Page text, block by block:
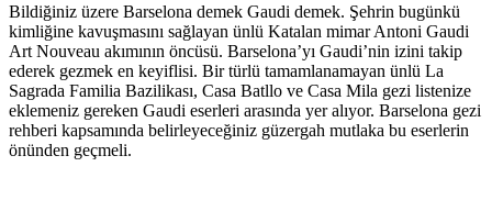
Bildiğiniz üzere Barselona demek Gaudi demek. Şehrin bugünkü
kimliğine kavuşmasını sağlayan ünlü Katalan mimar Antoni Gaudi
Art Nouveau akımının öncüsü. Barselona’yı Gaudi’nin izini takip
ederek gezmek en keyiflisi. Bir türlü tamamlanamayan ünlü La
Sagrada Familia Bazilikası, Casa Batllo ve Casa Mila gezi listenize
eklemeniz gereken Gaudi eserleri arasında yer alıyor. Barselona gezi
rehberi kapsamında belirleyeceğiniz güzergah mutlaka bu eserlerin
önünden geçmeli.